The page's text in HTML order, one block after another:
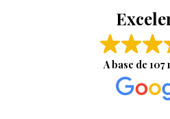
A base de 107